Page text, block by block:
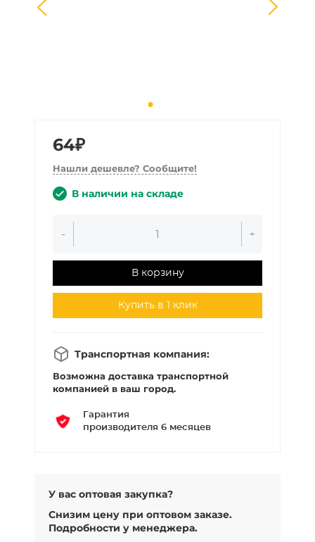
64₽
Нашли дешевле? Сообщите!
В наличии на складе
- +
В корзину
Купить в 1 клик
Транспортная компания:
Возможна доставка транспортной
компанией в ваш город.
Гарантия
производителя 6 месяцев
У вас оптовая закупка?
Снизим цену при оптовом заказе.
Подробности у менеджера.